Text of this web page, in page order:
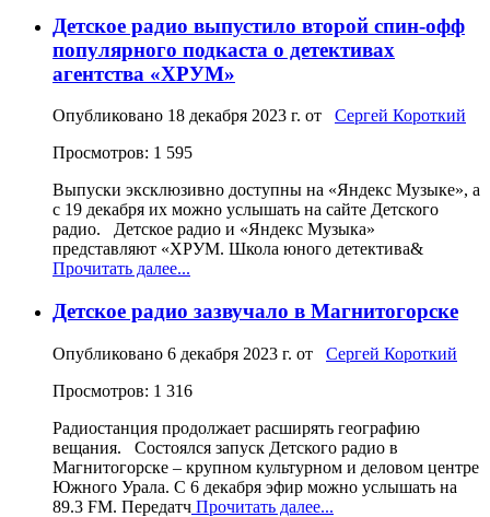
Детское радио выпустило второй спин-офф
популярного подкаста о детективах
агентства «ХРУМ»
Опубликовано 18 декабря 2023 г. от Сергей Короткий
Просмотров: 1 595
Выпуски эксклюзивно доступны на «Яндекс Музыке», а
с 19 декабря их можно услышать на сайте Детского
радио. Детское радио и «Яндекс Музыка»
представляют «ХРУМ. Школа юного детектива&
Прочитать далее...
Детское радио зазвучало в Магнитогорске
Опубликовано 6 декабря 2023 г. от Сергей Короткий
Просмотров: 1 316
Радиостанция продолжает расширять географию
вещания. Состоялся запуск Детского радио в
Магнитогорске – крупном культурном и деловом центре
Южного Урала. С 6 декабря эфир можно услышать на
89.3 FM. Передатч Прочитать далее...